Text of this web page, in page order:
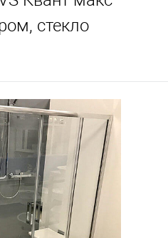
стекло